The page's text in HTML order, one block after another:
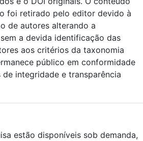
foi retirado pelo editor devido à
de autores alterando a
a devida identificação das
aos critérios da taxonomia
público em conformidade
integridade e transparência
estão disponíveis sob demanda,